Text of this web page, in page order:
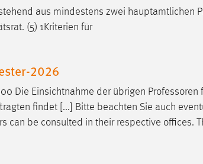
aus mindestens zwei hauptamtlichen
(5) 1Kriterien für
2026
Die Einsichtnahme der übrigen Professoren
findet [...] Bitte beachten Sie auch
can be consulted in their respective offices.